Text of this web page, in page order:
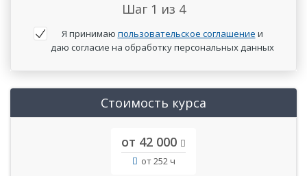
Шаг 1 из 4
Я принимаю пользовательское соглашение и
даю согласие на обработку персональных данных
Стоимость курса
от 42 000
от 252 ч